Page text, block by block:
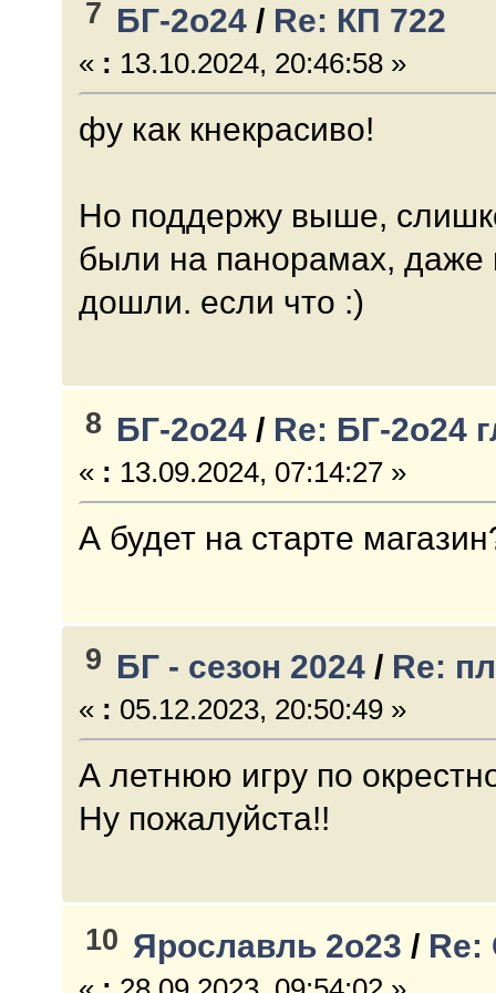
7 БГ-2о24 / Re: КП 722
« : 13.10.2024, 20:46:58 »
фу как кнекрасиво!
Но поддержу выше,
были на панорамах,
дошли. если что :)
8 БГ-2о24 / Re: БГ-2о24
« : 13.09.2024, 07:14:27 »
А будет на старте
9 БГ - сезон 2024 / Re:
« : 05.12.2023, 20:50:49 »
А летнюю игру по
Ну пожалуйста!!
10 Ярославль 2о23 / Re: